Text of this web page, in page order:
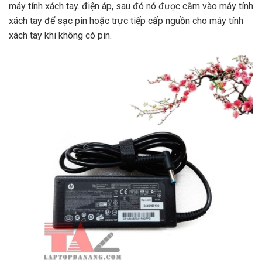
máy tính xách tay. điện áp, sau đó nó được cắm vào máy tính
xách tay để sạc pin hoặc trực tiếp cấp nguồn cho máy tính
xách tay khi không có pin.